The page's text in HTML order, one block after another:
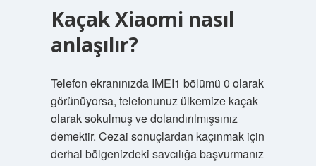
Kaçak Xiaomi nasıl
anlaşılır?
Telefon ekranınızda IMEI1 bölümü 0 olarak
görünüyorsa, telefonunuz ülkemize kaçak
olarak sokulmuş ve dolandırılmışsınız
demektir. Cezai sonuçlardan kaçınmak için
derhal bölgenizdeki savcılığa başvurmanız